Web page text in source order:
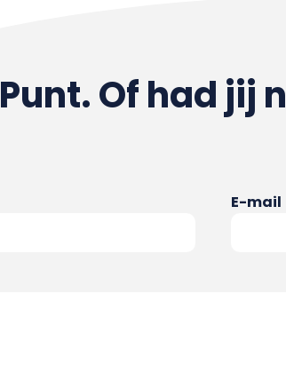
Punt. Of had jij
E-mail